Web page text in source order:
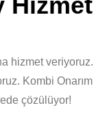
hizmet veriyoruz.
Kombi Onarım
çözülüyor!